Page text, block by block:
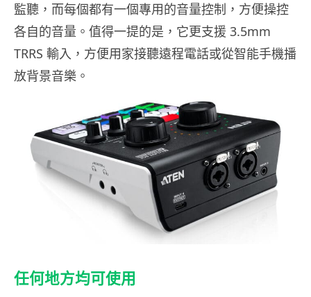
監聽，而每個都有一個專用的音量控制，方便操控
各自的音量。值得一提的是，它更支援 3.5mm
TRRS 輸入，方便用家接聽遠程電話或從智能手機播
放背景音樂。
任何地方均可使用